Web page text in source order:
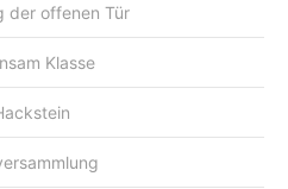
der offenen Tür
Klasse